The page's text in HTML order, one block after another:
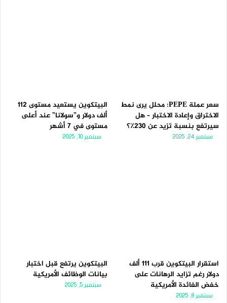
سعر عملة PEPE: محلل يرى نمط
الاختراق وإعادة الاختبار – هل
سيرتفع بنسبة تزيد عن 230٪؟
سبتمبر 24, 2025
البيتكوين يستعيد مستوى 112
ألف دولار و”سولانا” عند أعلى
مستوى في 7 أشهر
سبتمبر 10, 2025
استقرار البيتكوين قرب 111 ألف
دولار رغم تزايد الرهانات على
خفض الفائدة الأمريكية
سبتمبر 8, 2025
البيتكوين يرتفع قبل اختبار
بيانات الوظائف الأمريكية
سبتمبر 5, 2025